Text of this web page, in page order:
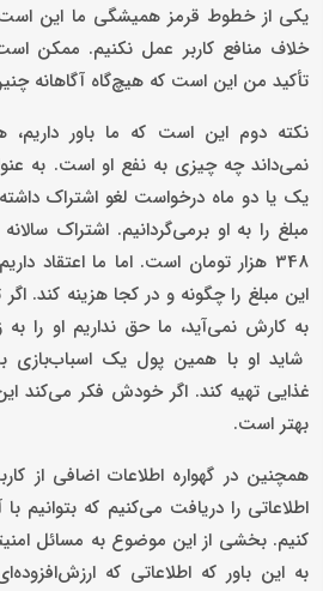
یکی از خطوط قرمز همیشگی ما این است
خلاف منافع کاربر عمل نکنیم. ممکن
تأکید من این است که هیچ‌گاه آگاهانه
نکته دوم این است که ما باور داریم،
نمی‌داند چه چیزی به نفع او است. به
یک یا دو ماه درخواست لغو اشتراک
مبلغ را به او برمی‌گردانیم. اشتراک
348 هزار تومان است. اما ما اعتقاد
این مبلغ را چگونه و در کجا هزینه کند.
به کارش نمی‌آید، ما حق نداریم او را به
شاید او با همین پول یک اسباب‌بازی
غذایی تهیه کند. اگر خودش فکر می‌کند
بهتر است.
همچنین در گهواره اطلاعات اضافی از
اطلاعاتی را دریافت می‌کنیم که بتوانیم
کنیم. بخشی از این موضوع به مسائل
به این باور که اطلاعاتی که